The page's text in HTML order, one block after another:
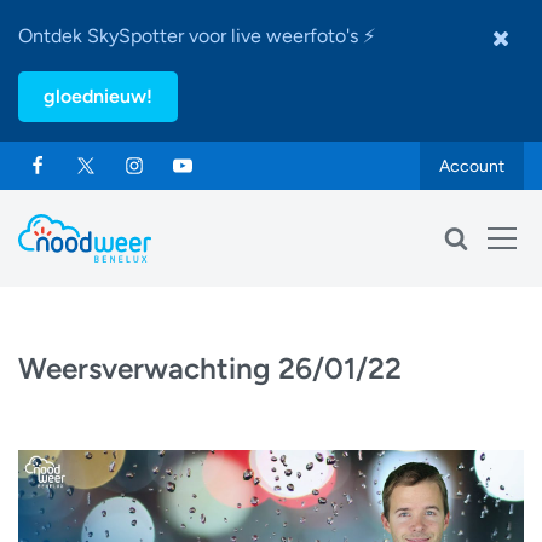
Ontdek SkySpotter voor live weerfoto's ⚡
gloednieuw!
Account
Weersverwachting 26/01/22